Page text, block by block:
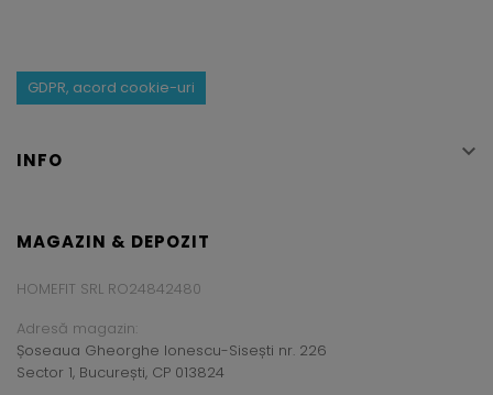
GDPR, acord cookie-uri
INFO 
MAGAZIN & DEPOZIT
HOMEFIT SRL RO24842480
Adresă magazin:
Șoseaua Gheorghe Ionescu-Sisești nr. 226
Sector 1, București, CP 013824